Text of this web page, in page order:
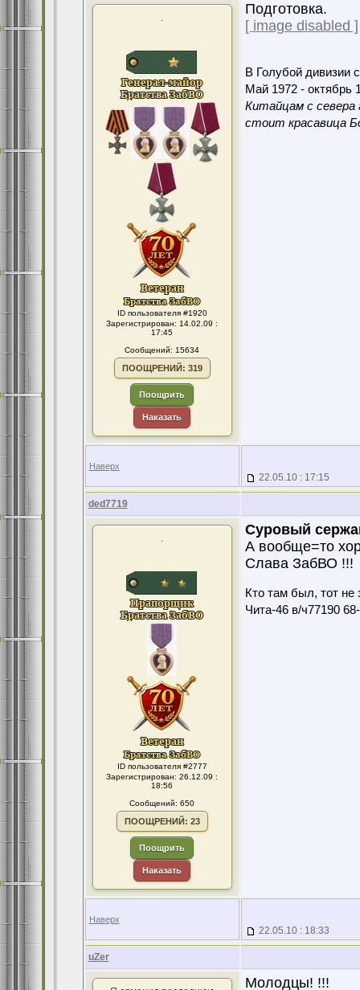
.
ID пользователя #1920
Зарегистрирован: 14.02.09 :
17:45
Сообщений: 15634
ПООЩРЕНИЙ: 319
Поощрить
Наказать
Подготовка.
[ image disabled ]
В Голубой дивизии
Май 1972 - октябрь
Китайцам с севера
стоит красавица
Наверх
22.05.10 : 17:15
ded7719
.
ID пользователя #2777
Зарегистрирован: 26.12.09 :
18:56
Сообщений: 650
ПООЩРЕНИЙ: 23
Поощрить
Наказать
Суровый
А вообще=то
Слава ЗабВО !!!
Кто там был, тот не
Чита-46 в/ч77190 68-
Наверх
22.05.10 : 18:33
uZer
Молодцы! !!!